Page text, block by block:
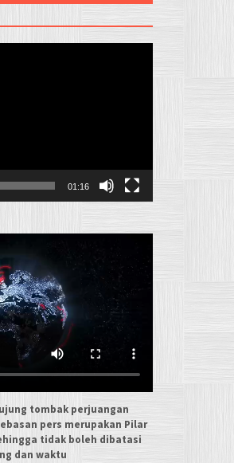
01:16
tombak perjuangan
pers merupakan Pilar
tidak boleh dibatasi
dan waktu